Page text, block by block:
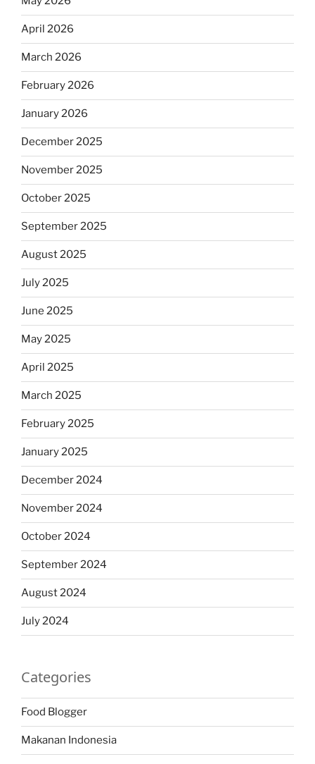
April 2026
March 2026
February 2026
January 2026
December 2025
November 2025
October 2025
September 2025
August 2025
July 2025
June 2025
May 2025
April 2025
March 2025
February 2025
January 2025
December 2024
November 2024
October 2024
September 2024
August 2024
July 2024
Categories
Food Blogger
Makanan Indonesia